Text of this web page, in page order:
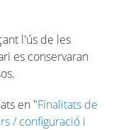
l'ús de les
es conservaran
en "Finalitats de
/ configuració i